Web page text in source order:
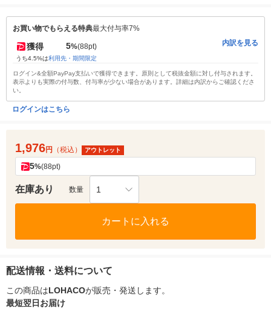
お買い物でもらえる特典最大付与率7%
獲得 5%(88pt)
うち4.5%は利用先・期間限定
内訳を見る
ログイン&全額PayPay支払いで獲得できます。原則として税抜金額に対し付与されます。
表示よりも実際の付与数、付与率が少ない場合があります。詳細は内訳からご確認くださ
い。
ログインはこちら
1,976円 （税込） アウトレット
5%(88pt)
在庫あり 数量 1
カートに入れる
配送情報・送料について
この商品はLOHACOが販売・発送します。
最短翌日お届け